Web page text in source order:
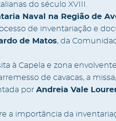
do século XVIII.
Naval na Região de
de inventariação e
de Matos, da
à Capela e zona
de cavacas, a
por Andreia Vale
a importância da